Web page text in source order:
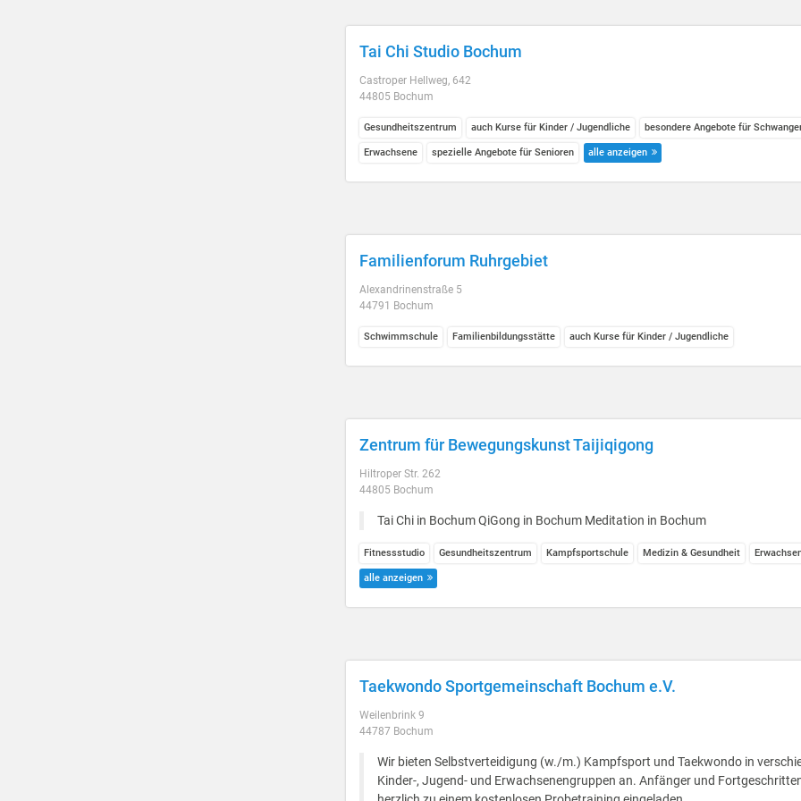
Tai Chi Studio Bochum
Castroper Hellweg, 642
44805 Bochum
Gesundheitszentrum auch Kurse für Kinder / Jugendliche besondere Angebote für
Erwachsene spezielle Angebote für Senioren alle anzeigen
Familienforum Ruhrgebiet
Alexandrinenstraße 5
44791 Bochum
Schwimmschule Familienbildungsstätte auch Kurse für Kinder / Jugendliche
Zentrum für Bewegungskunst Taijiqigong
Hiltroper Str. 262
44805 Bochum
Tai Chi in Bochum QiGong in Bochum Meditation in Bochum
Fitnessstudio Gesundheitszentrum Kampfsportschule Medizin & Gesundheit
alle anzeigen
Taekwondo Sportgemeinschaft Bochum e.V.
Weilenbrink 9
44787 Bochum
Wir bieten Selbstverteidigung (w./m.) Kampfsport und Taekwondo in
Kinder-, Jugend- und Erwachsenengruppen an. Anfänger und